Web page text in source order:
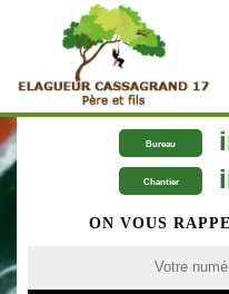
Bureau
Chantier
ON VOUS